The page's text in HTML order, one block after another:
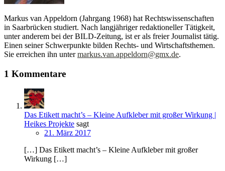
Markus van Appeldorn (Jahrgang 1968) hat Rechtswissenschaften
in Saarbrücken studiert. Nach langjähriger redaktioneller Tätigkeit,
unter anderem bei der BILD-Zeitung, ist er als freier Journalist tätig.
Einen seiner Schwerpunkte bilden Rechts- und Wirtschaftsthemen.
Sie erreichen ihn untermarkus.van.appeldorn@gmx.de.
1 Kommentare
Das Etikett macht’s – Kleine Aufkleber mit großer Wirkung |
Heikes Projekte sagt
21. März 2017
[…] Das Etikett macht’s – Kleine Aufkleber mit großer
Wirkung […]